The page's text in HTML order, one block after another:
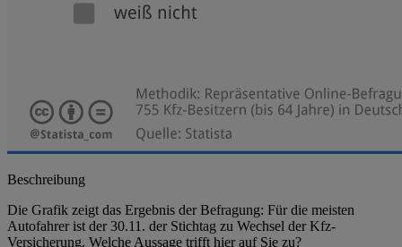
Beschreibung
Die Grafik zeigt das Ergebnis der Befragung: Für die meisten
Autofahrer ist der 30.11. der Stichtag zu Wechsel der Kfz-
Versicherung. Welche Aussage trifft hier auf Sie zu?